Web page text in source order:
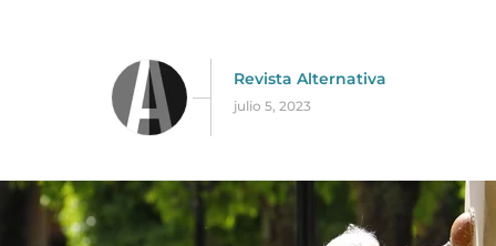
Revista Alternativa
julio 5, 2023